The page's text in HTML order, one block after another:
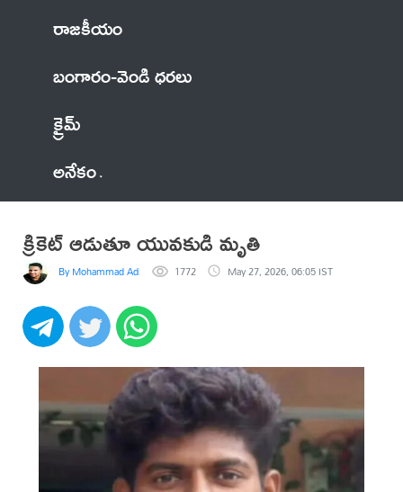
రాజకీయం
బంగారం-వెండి ధరలు
క్రైమ్
అనేకం
క్రికెట్ ఆడుతూ యువకుడి మృతి
By Mohammad Adil Anwar 1772 May 27, 2026, 06:05 IST